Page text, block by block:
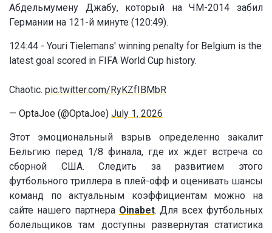
Абдельмумену Джабу, который на ЧМ-2014 забил
Германии на 121-й минуте (120:49).
124:44 - Youri Tielemans' winning penalty for Belgium is the
latest goal scored in FIFA World Cup history.
Chaotic. pic.twitter.com/RyKZfIBMbR
— OptaJoe (@OptaJoe) July 1, 2026
Этот эмоциональный взрыв определенно закалит
Бельгию перед 1/8 финала, где их ждет встреча со
сборной США. Следить за развитием этого
футбольного триллера в плей-офф и оценивать шансы
команд по актуальным коэффициентам можно на
сайте нашего партнера Oinabet. Для всех футбольных
болельщиков там доступны развернутая статистика